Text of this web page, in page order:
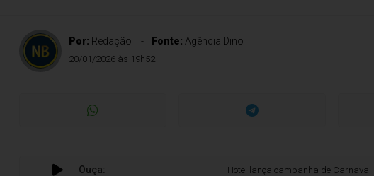
Por: Redação Fonte: Agência Dino
20/01/2026 às 19h52
Ouça: Hotel lança campanha de Carnaval